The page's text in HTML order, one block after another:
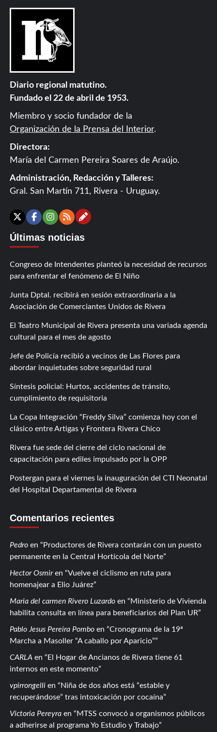
Diario regional matutino.
Fundado el 22 de abril de 1953.
Miembro y socio fundador de la
Organización de la Prensa del Interior.
Directora:
María del Carmen Pereira Soares de Araújo.
Administración, Redacción y Talleres:
Gral. San Martín 711, Rivera - Uruguay.
X Facebook
Instagram
RSSContáctanos
Últimas noticias
Congreso de Intendentes planteó la necesidad de recursos
para enfrentar el fenómeno de El Niño
Junta Dptal. recibirá en sesión extraordinaria a la
Asociación de Comerciantes Unidos de Rivera
El Teatro Municipal de Rivera presenta una variada agenda
cultural para el mes de agosto
Jefe de Policía recibió a vecinos de Las Flores para
abordar inquietudes sobre seguridad rural
Síntesis policial: Hurtos, accidentes de tránsito,
cumplimiento de requisitoria
La Copa Integración “Freddy Silva” comienza hoy con el
clásico entre Artigas y Frontera Rivera Chico
Rivera fue sede del cierre del ciclo nacional de
capacitación para ediles impulsado por la OPP
Postergan para el viernes la inauguración del CTI Neonatal
del Hospital Departamental de Rivera
Comentarios recientes
Pedro en
Productores de Rivera contarán con un puesto
permanente en la Central Hortícola del Norte
Hector Osmiren
Vuelve el ciclismo en ruta para
homenajear a Elio Juárez
Maria del carmen Rivero Luzardo en
Ministerio de Vivienda
habilita consulta en línea para beneficiarios del Plan UR
Pablo Jesus Pereira Pombo en
Cronograma de la 19ª
Marcha a Masoller “A caballo por Aparicio”
CARLA en
El Hogar de Ancianos de Rivera tiene 61
internos en este momento
vpirrongelli en
Niña de dos años está “estable y
recuperándose” tras intoxicación por cocaína
Victoria Pereyra en
MTSS convocó a organismos públicos
a adherirse al programa Yo Estudio y Trabajo